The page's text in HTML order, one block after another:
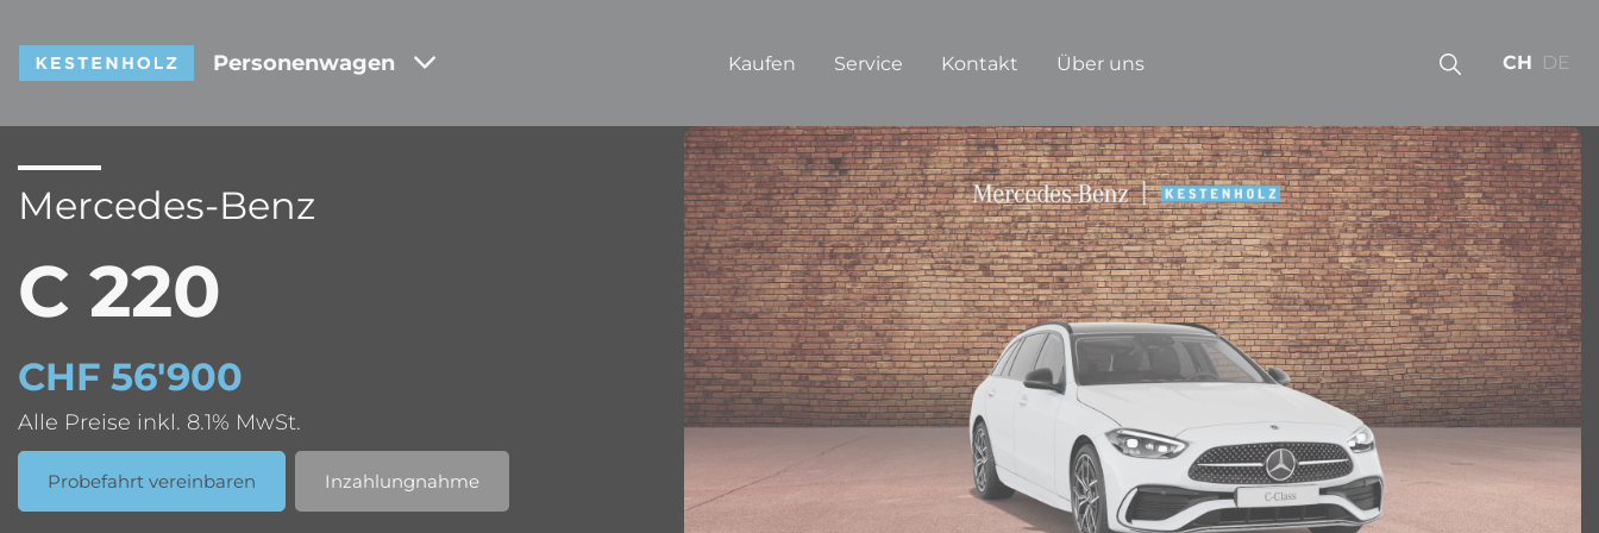
Personenwagen Kaufen Service Kontakt Über uns CH DE
Mercedes-Benz
C 220
CHF 56'900
Alle Preise inkl. 8.1% MwSt.
Probefahrt vereinbaren Inzahlungnahme